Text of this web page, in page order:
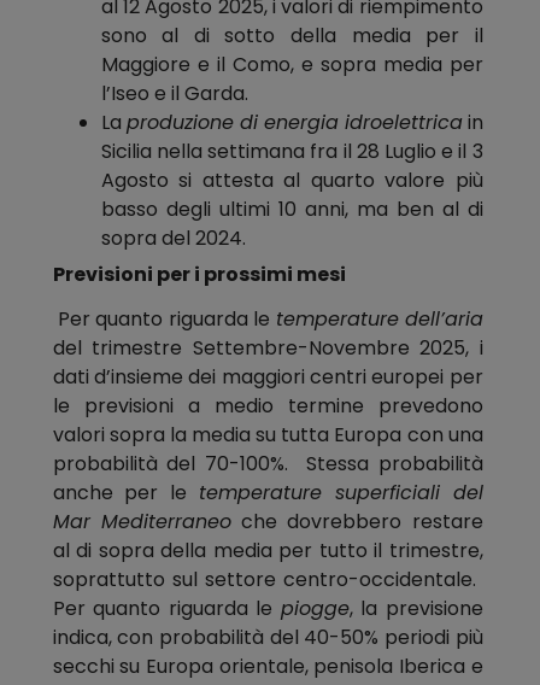
al 12 Agosto 2025, i valori di riempimento
sono al di sotto della media per il
Maggiore e il Como, e sopra media per
l’Iseo e il Garda.
La produzione di energia idroelettricain
Sicilia nella settimana fra il 28 Luglio e il 3
Agosto si attesta al quarto valore più
basso degli ultimi 10 anni, ma ben al di
sopra del 2024.
Previsioni per i prossimi mesi
Per quanto riguarda le temperature dell’aria
del trimestre Settembre-Novembre 2025, i
dati d’insieme dei maggiori centri europei per
le previsioni a medio termine prevedono
valori sopra la media su tutta Europa con una
probabilità del 70-100%. Stessa probabilità
anche per le temperature superficiali del
Mar Mediterraneoche dovrebbero restare
al di sopra della media per tutto il trimestre,
soprattutto sul settore centro-occidentale.
Per quanto riguarda le piogge, la previsione
indica, con probabilità del 40-50% periodi più
secchi su Europa orientale, penisola Iberica e